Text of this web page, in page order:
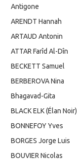
Antigone
ARENDT Hannah
ARTAUD Antonin
ATTAR Farîd Al-Dîn
BECKETT Samuel
BERBEROVA Nina
Bhagavad-Gita
BLACK ELK (Élan Noir)
BONNEFOY Yves
BORGES Jorge Luis
BOUVIER Nicolas